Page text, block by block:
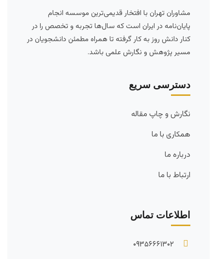
مشاوران تهران با افتخار قدیمی‌ترین موسسه انجام
پایان‌نامه در ایران است که سال‌ها تجربه و تخصص را در
کنار دانش روز به کار گرفته تا همراه مطمئن دانشجویان در
مسیر پژوهش و نگارش علمی باشد.
دسترسی سریع
نگارش و چاپ مقاله
همکاری با ما
درباره ما
ارتباط با ما
اطلاعات تماس
۰۹۳۵۶۶۶۱۳۰۲